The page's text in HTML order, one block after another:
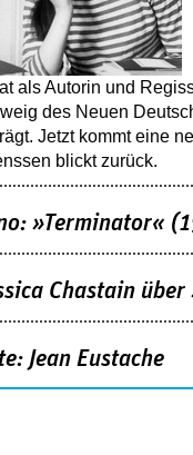
als Autorin und
des Neuen
Jetzt kommt eine
blickt zurück.
»Terminator«
Chastain über
Jean Eustache